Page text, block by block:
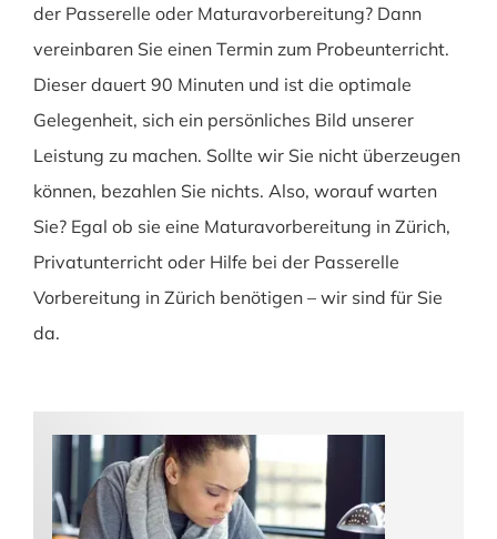
der Passerelle oder Maturavorbereitung? Dann
vereinbaren Sie einen Termin zum Probeunterricht.
Dieser dauert 90 Minuten und ist die optimale
Gelegenheit, sich ein persönliches Bild unserer
Leistung zu machen. Sollte wir Sie nicht überzeugen
können, bezahlen Sie nichts. Also, worauf warten
Sie? Egal ob sie eine Maturavorbereitung in Zürich,
Privatunterricht oder Hilfe bei der Passerelle
Vorbereitung in Zürich benötigen – wir sind für Sie
da.